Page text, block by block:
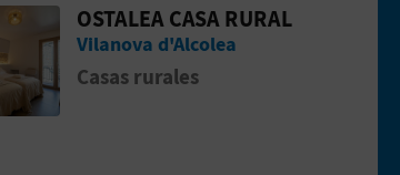
p&aacute;gina de OSTALEA Casa
OSTALEA CASA RURAL
Vilanova d'Alcolea
Casas rurales
I VIVENCIES